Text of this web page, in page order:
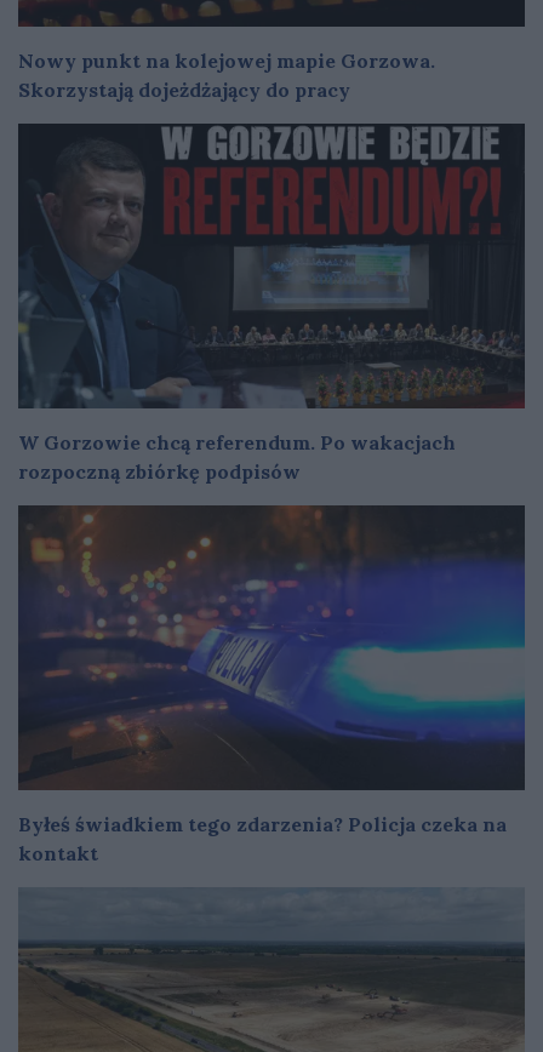
Nowy punkt na kolejowej mapie Gorzowa.
Skorzystają dojeżdżający do pracy
W Gorzowie chcą referendum. Po wakacjach
rozpoczną zbiórkę podpisów
Byłeś świadkiem tego zdarzenia? Policja czeka na
kontakt